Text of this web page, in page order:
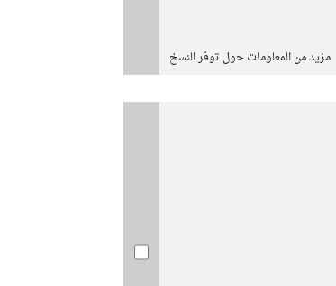
مزيد من المعلومات حول توفر النسخ